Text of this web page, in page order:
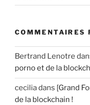
COMMENTAIRES
Bertrand Lenotre
porno et de la
ceciliadans [Grand
de la blockchain !